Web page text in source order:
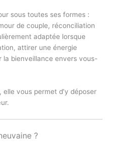
sous toutes ses formes :
de couple, réconciliation
adaptée lorsque
attirer une énergie
bienveillance envers vous-
vous permet d’y déposer
?